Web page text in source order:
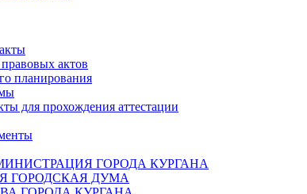
актов
планирования
для прохождения аттестации
ГОРОДА КУРГАНА
ГОРОДСКАЯ ДУМА